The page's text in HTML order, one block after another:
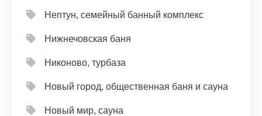
Нептун, семейный банный комплекс
Нижнечовская баня
Никоново, турбаза
Новый город, общественная баня и сауна
Новый мир, сауна